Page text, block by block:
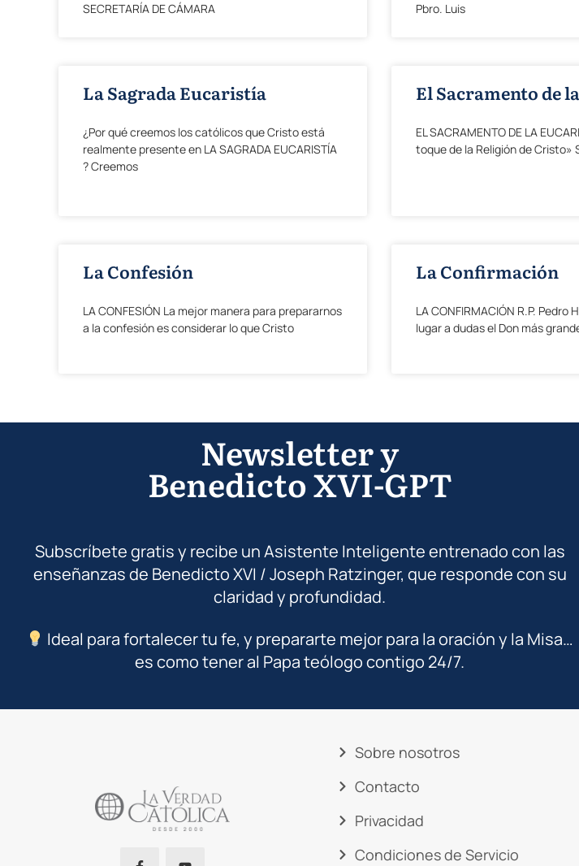
SECRETARÍA DE CÁMARA
Pbro. Luis
La Sagrada Eucaristía
¿Por qué creemos los católicos que Cristo está
realmente presente en LA SAGRADA EUCARISTÍA
? Creemos
El Sacramento de
EL SACRAMENTO DE LA
toque de la Religión de Cristo»
La Confesión
LA CONFESIÓN La mejor manera para prepararnos
a la confesión es considerar lo que Cristo
La Confirmación
LA CONFIRMACIÓN R.P. Pedro
lugar a dudas el Don más
Newsletter y
Benedicto XVI-GPT
Subscríbete gratis y recibe un Asistente Inteligente entrenado con las
enseñanzas de Benedicto XVI / Joseph Ratzinger, que responde con su
claridad y profundidad.
Ideal para fortalecer tu fe, y prepararte mejor para la oración y la Misa…
es como tener al Papa teólogo contigo 24/7.
Sobre nosotros
Contacto
Privacidad
Condiciones de Servicio